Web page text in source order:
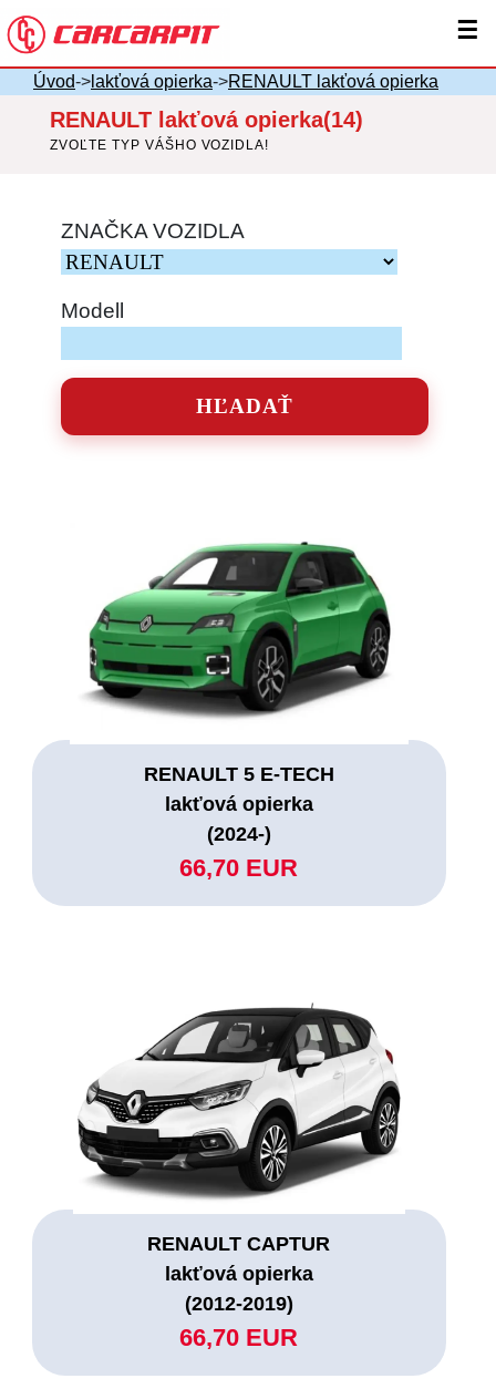
☰
Úvod-> lakťová opierka->RENAULT lakťová opierka
RENAULT lakťová opierka(14)
ZVOĽTE TYP VÁŠHO VOZIDLA!
ZNAČKA VOZIDLA
Modell
HĽADAŤ
RENAULT 5 E-TECH
lakťová opierka
(2024-)
66,70 EUR
RENAULT CAPTUR
lakťová opierka
(2012-2019)
66,70 EUR